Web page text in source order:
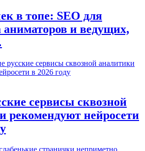
в топе: SEO для
аниматоров и ведущих,
сервисы сквозной
рекомендуют нейросети